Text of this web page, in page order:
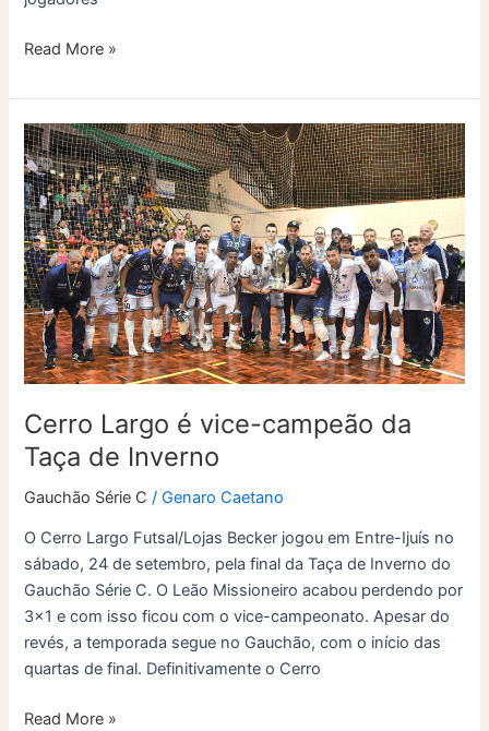
Read More »
Cerro Largo é vice-campeão da
Taça de Inverno
Gauchão Série C /Genaro Caetano
O Cerro Largo Futsal/Lojas Becker jogou em Entre-Ijuís no
sábado, 24 de setembro, pela final da Taça de Inverno do
Gauchão Série C. O Leão Missioneiro acabou perdendo por
3×1 e com isso ficou com o vice-campeonato. Apesar do
revés, a temporada segue no Gauchão, com o início das
quartas de final. Definitivamente o Cerro
Cerro
Largo
é
vice-
campeão
da
Taça
de
Inverno
Read More »